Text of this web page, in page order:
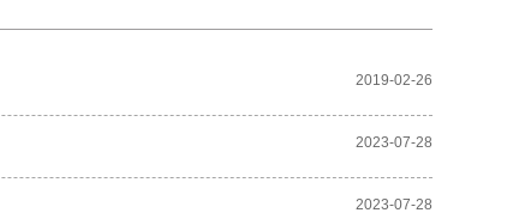
2019-02-26
2023-07-28
2023-07-28